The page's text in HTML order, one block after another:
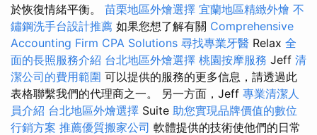
於恢復情緒平衡。 苗栗地區外燴選擇 宜蘭地區精緻外燴 不
鏽鋼洗手台設計推薦 如果您想了解有關 Comprehensive
Accounting Firm CPA Solutions 尋找專業牙醫 Relax 全
面的長照服務介紹 台北地區外燴選擇 桃園按摩服務 Jeff 清
潔公司的費用範圍 可以提供的服務的更多信息，請透過此
表格聯繫我們的代理商之一。 另一方面，Jeff 專業清潔人
員介紹 台北地區外燴選擇 Suite 助您實現品牌價值的數位
行銷方案 推薦優質搬家公司 軟體提供的技術使他們的日常